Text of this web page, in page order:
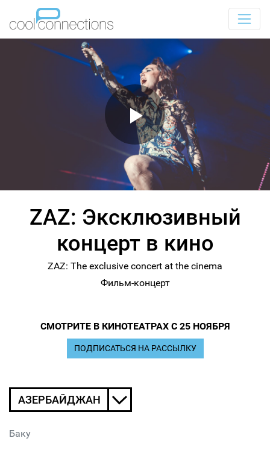
ZAZ: Эксклюзивный
концерт в кино
ZAZ: The exclusive concert at the cinema
Фильм-концерт
СМОТРИТЕ В КИНОТЕАТРАХ С 25 НОЯБРЯ
ПОДПИСАТЬСЯ НА РАССЫЛКУ
АЗЕРБАЙДЖАН
Баку